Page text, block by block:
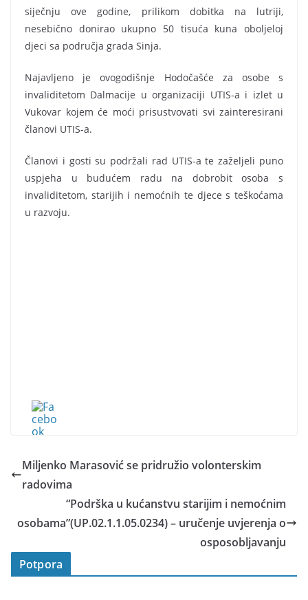
siječnju ove godine, prilikom dobitka na lutriji,
nesebično donirao ukupno 50 tisuća kuna oboljeloj
djeci sa područja grada Sinja.
Najavljeno je ovogodišnje Hodočašće za osobe s
invaliditetom Dalmacije u organizaciji UTIS-a i izlet u
Vukovar kojem će moći prisustvovati svi zainteresirani
članovi UTIS-a.
Članovi i gosti su podržali rad UTIS-a te zaželjeli puno
uspjeha u budućem radu na dobrobit osoba s
invaliditetom, starijih i nemoćnih te djece s teškoćama
u razvoju.
Miljenko Marasović se pridružio volonterskim
radovima
“Podrška u kućanstvu starijim i nemoćnim
osobama”(UP.02.1.1.05.0234) – uručenje uvjerenja o
osposobljavanju
Potpora